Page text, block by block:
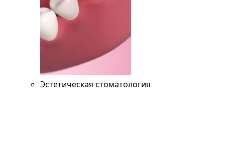
Эстетическая стоматология